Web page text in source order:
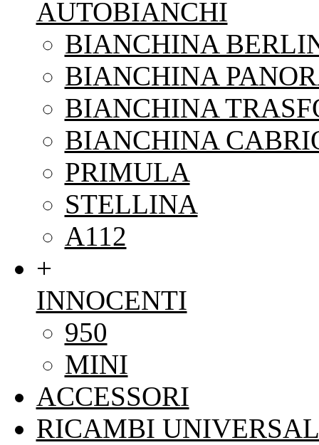
AUTOBIANCHI
BIANCHINA
BIANCHINA
BIANCHINA
BIANCHINA
PRIMULA
STELLINA
A112
+
INNOCENTI
950
MINI
ACCESSORI
RICAMBI